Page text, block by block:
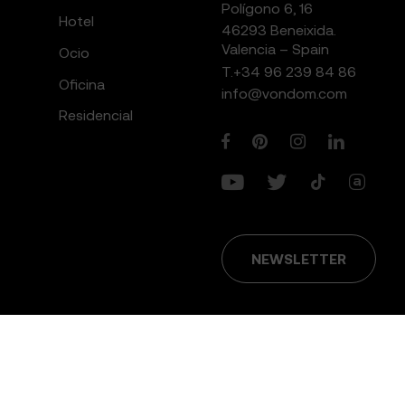
Hotel
Ocio
Oficina
Residencial
Polígono 6, 16
46293 Beneixida.
Valencia – Spain
T. +34 96 239 84 86
info@vondom.com
NEWSLETTER